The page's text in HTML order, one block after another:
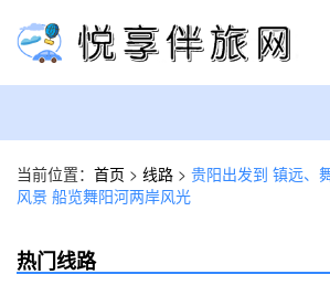
当前位置： 首页 > 线路 > 贵阳出发到 镇远、
风景 船览舞阳河两岸风光
热门线路